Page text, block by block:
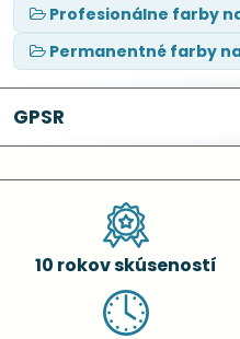
Profesionálne farby
Permanentné farby
GPSR
10 rokov skúseností